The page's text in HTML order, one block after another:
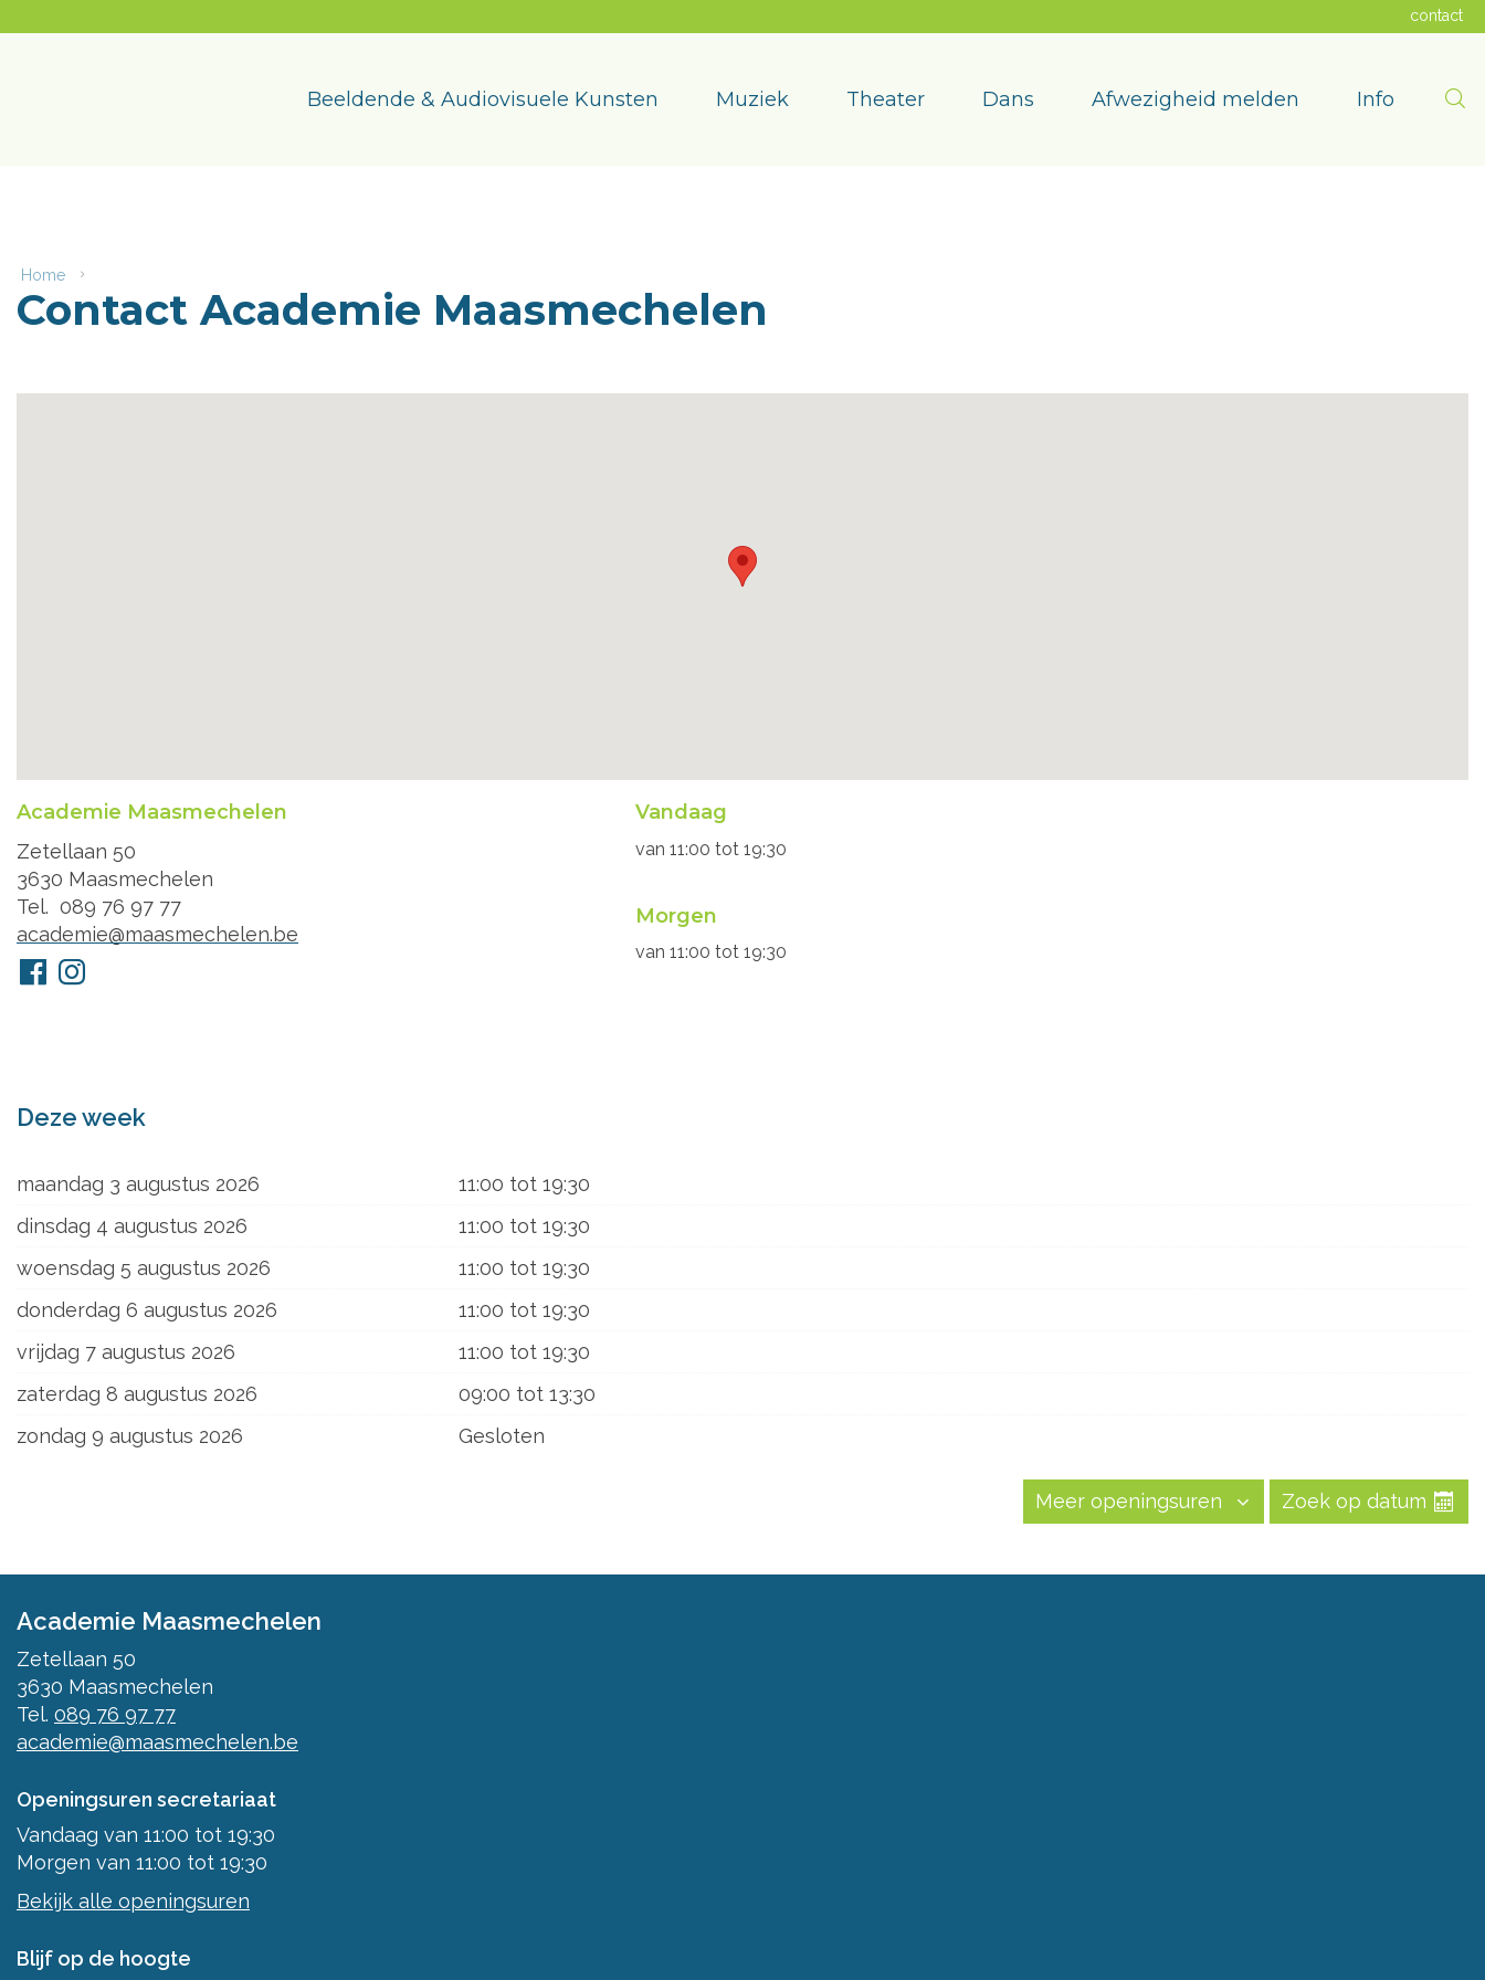
content
Beeldende & Audiovisuele Kunsten Muziek Theater Dans Afwezigheid melden Info
contact
Home
Academie
Maasmechelen
Contact Academie Maasmechelen
Academie Maasmechelen
Adres
Zetellaan 50
3630 Maasmechelen
Tel.
089 76 97 77
E-
mail
academie@maasmechelen.be
Volg
ons
FacebookInstagram
Openingsuren
Vandaag
van 11:00 tot 19:30
Morgen
van 11:00 tot 19:30
Deze week
maandag 3 augustus 2026 11:00 tot 19:30
dinsdag 4 augustus 2026
11:00 tot 19:30
woensdag 5 augustus 2026
11:00 tot 19:30
donderdag 6 augustus 2026
11:00 tot 19:30
vrijdag 7 augustus 2026
11:00 tot 19:30
zaterdag 8 augustus 2026
09:00 tot 13:30
zondag 9 augustus 2026
Gesloten
Meer openingsuren Zoek op datum
Academie Maasmechelen
Zetellaan 50
3630 Maasmechelen
Tel. 089 76 97 77
academie@maasmechelen.be
Openingsuren secretariaat
Vandaag van 11:00 tot 19:30
Morgen van 11:00 tot 19:30
Bekijk alle openingsuren
Blijf op de hoogte